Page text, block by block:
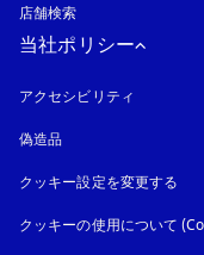
店舗検索
当社ポリシー
アクセシビリティ
偽造品
クッキー設定を変更する
クッキーの使用について